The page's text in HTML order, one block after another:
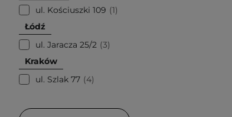
ul. Kościuszki 109
1
Łódź
ul. Jaracza 25/2 3
Kraków
ul. Szlak 77
4